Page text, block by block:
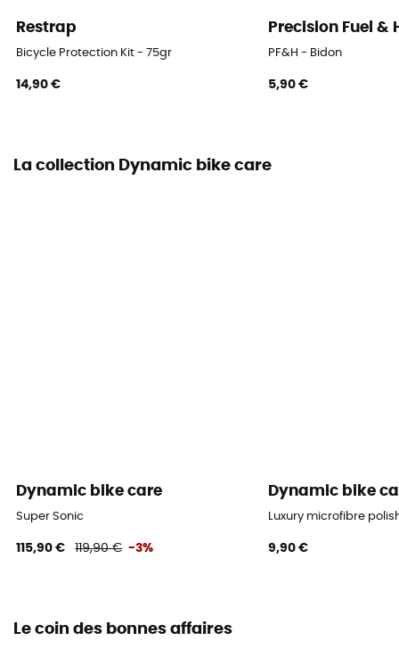
Restrap
Bicycle Protection Kit - 75gr
14,90 €
Precision Fuel &
PF&H - Bidon
5,90 €
La collection Dynamic bike care
Dynamic bike care
Super Sonic
115,90 € 119,90 € -3%
Dynamic bike
Luxury microfibre
9,90 €
Le coin des bonnes affaires